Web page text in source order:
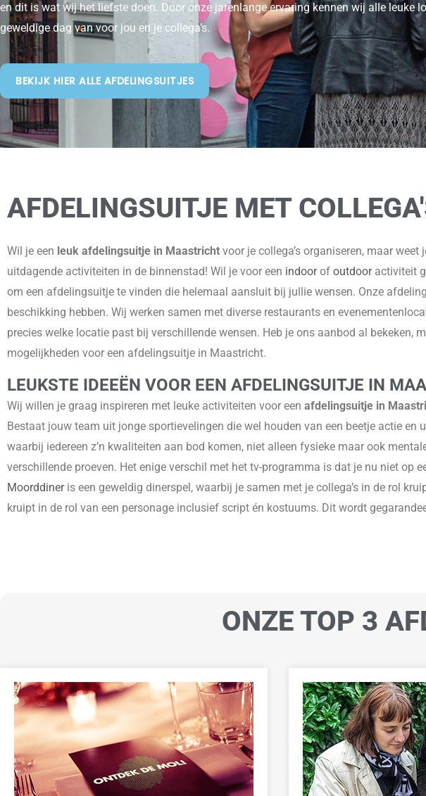
en dit is wat wij het liefste doen. Door onze jarenlange ervaring kennen wij alle leuke
geweldige dag van voor jou en je collega’s.
BEKIJK HIER ALLE AFDELINGSUITJES
AFDELINGSUITJE MET
Wil je een leuk afdelingsuitje in Maastricht voor je collega’s organiseren, maar
uitdagende activiteiten in de binnenstad! Wil je voor een indoorof outdooractiviteit
om een afdelingsuitje te vinden die helemaal aansluit bij jullie wensen. Onze
beschikking hebben. Wij werken samen met diverse restaurants en
precies welke locatie past bij verschillende wensen. Heb je ons aanbod al
mogelijkheden voor een afdelingsuitje in Maastricht.
LEUKSTE IDEEËN VOOR EEN AFDELINGSUITJE IN
Wij willen je graag inspireren met leuke activiteiten voor een afdelingsuitje in
Bestaat jouw team uit jonge sportievelingen die wel houden van een beetje actie en
waarbij iedereen z’n kwaliteiten aan bod komen, niet alleen fysieke maar ook
verschillende proeven. Het enige verschil met het tv-programma is dat je nu niet
Moorddineris een geweldig dinerspel, waarbij je samen met je collega’s in de rol
kruipt in de rol van een personage inclusief script én kostuums. Dit wordt
ONZE TOP 3